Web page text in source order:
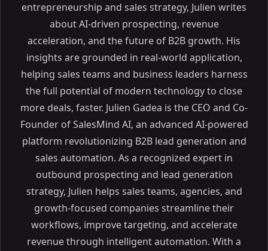
entrepreneurship and sales strategy, Julien writes
about AI-driven prospecting, revenue
acceleration, and the future of B2B growth. His
insights are grounded in real-world application,
helping sales teams and business leaders harness
the full potential of modern technology to close
more deals, faster. Julien Gadea is the CEO and Co-
Founder of SalesMind AI, an advanced AI-powered
platform revolutionizing B2B lead generation and
sales automation. As a recognized expert in
outbound prospecting and lead generation
strategy, Julien helps sales teams, agencies, and
growth-focused companies streamline their
workflows, improve targeting, and accelerate
revenue through intelligent automation. With a